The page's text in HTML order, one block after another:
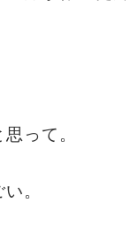
って。
。